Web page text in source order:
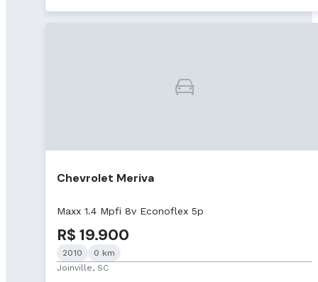
Chevrolet Meriva
Maxx 1.4 Mpfi 8v Econoflex 5p
R$ 19.900
2010
0 km
Joinville, SC